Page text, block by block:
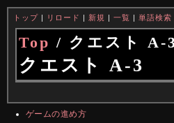
トップ| リロード | 新規 | 一覧 | 単語検索
Top / クエスト A-
クエスト A-3
ゲームの進め方